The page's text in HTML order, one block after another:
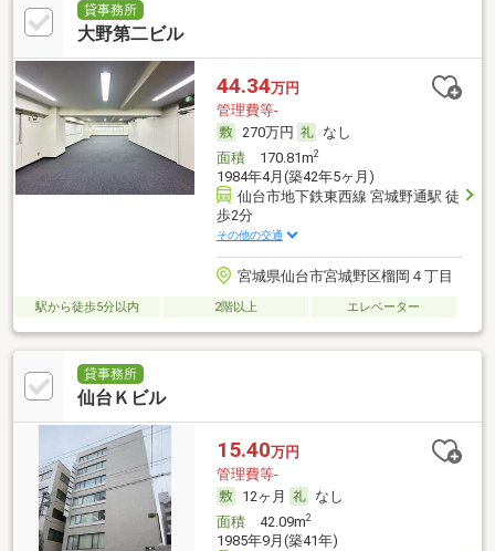
貸事務所
大野第二ビル
44.34万円
管理費等-
270万円
なし
面積170.81m2
1984年4月(築42年5ヶ月)
仙台市地下鉄東西線 宮城野通駅 徒
歩2分
その他の交通
宮城県仙台市宮城野区榴岡４丁目
駅から徒歩5分以内 2階以上 エレベーター
貸事務所
仙台Ｋビル
15.40万円
管理費等-
12ヶ月
なし
面積42.09m2
1985年9月(築41年)